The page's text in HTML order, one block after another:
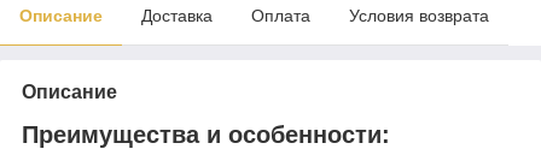
Описание Доставка Оплата Условия возврата
Описание
Преимущества и особенности: